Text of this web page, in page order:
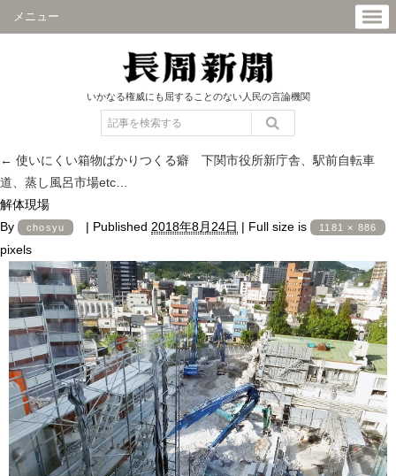
メニュー
いかなる権威にも屈することのない人民の言論機関
← 使いにくい箱物ばかりつくる癖 下関市役所新庁舎、駅前自転車
道、蒸し風呂市場etc…
解体現場
By
chosyu | Published 2018年8月24日 | Full size is 1181 × 886
pixels